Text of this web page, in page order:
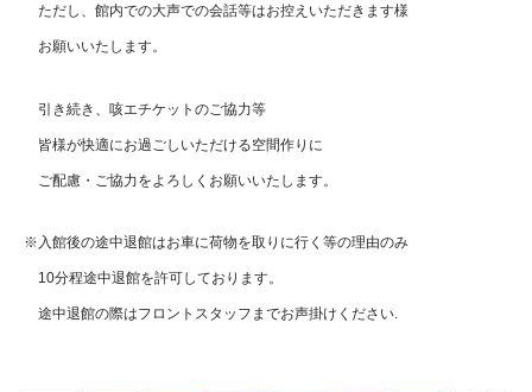
ただし、館内での大声での会話等はお控えいただきます様
お願いいたします。
引き続き、咳エチケットのご協力等
皆様が快適にお過ごしいただける空間作りに
ご配慮・ご協力をよろしくお願いいたします。
※入館後の途中退館はお車に荷物を取りに行く等の理由のみ
10分程途中退館を許可しております。
途中退館の際はフロントスタッフまでお声掛けください.